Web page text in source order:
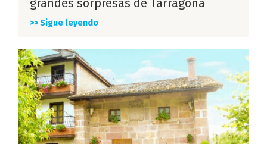
grandes sorpresas de Tarragona
>> Sigue leyendo